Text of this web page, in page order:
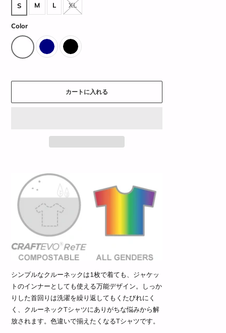
S M L XL
Color
カートに入れる
シンプルなクルーネックは1枚で着ても、ジャケッ
トのインナーとしても使える万能デザイン。しっか
りした首回りは洗濯を繰り返してもくたびれにく
く、クルーネックTシャツにありがちな悩みから解
放されます。色違いで揃えたくなるTシャツです。